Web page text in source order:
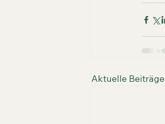
Aktuelle Beiträge